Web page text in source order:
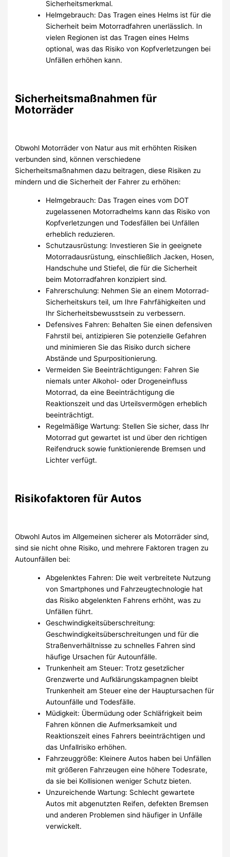
Sicherheitsmerkmal.
Helmgebrauch: Das Tragen eines Helms ist für die
Sicherheit beim Motorradfahren unerlässlich. In
vielen Regionen ist das Tragen eines Helms
optional, was das Risiko von Kopfverletzungen bei
Unfällen erhöhen kann.
Sicherheitsmaßnahmen für
Motorräder
Obwohl Motorräder von Natur aus mit erhöhten Risiken
verbunden sind, können verschiedene
Sicherheitsmaßnahmen dazu beitragen, diese Risiken zu
mindern und die Sicherheit der Fahrer zu erhöhen:
Helmgebrauch: Das Tragen eines vom DOT
zugelassenen Motorradhelms kann das Risiko von
Kopfverletzungen und Todesfällen bei Unfällen
erheblich reduzieren.
Schutzausrüstung: Investieren Sie in geeignete
Motorradausrüstung, einschließlich Jacken, Hosen,
Handschuhe und Stiefel, die für die Sicherheit
beim Motorradfahren konzipiert sind.
Fahrerschulung: Nehmen Sie an einem Motorrad-
Sicherheitskurs teil, um Ihre Fahrfähigkeiten und
Ihr Sicherheitsbewusstsein zu verbessern.
Defensives Fahren: Behalten Sie einen defensiven
Fahrstil bei, antizipieren Sie potenzielle Gefahren
und minimieren Sie das Risiko durch sichere
Abstände und Spurpositionierung.
Vermeiden Sie Beeinträchtigungen: Fahren Sie
niemals unter Alkohol- oder Drogeneinfluss
Motorrad, da eine Beeinträchtigung die
Reaktionszeit und das Urteilsvermögen erheblich
beeinträchtigt.
Regelmäßige Wartung: Stellen Sie sicher, dass Ihr
Motorrad gut gewartet ist und über den richtigen
Reifendruck sowie funktionierende Bremsen und
Lichter verfügt.
Risikofaktoren für Autos
Obwohl Autos im Allgemeinen sicherer als Motorräder sind,
sind sie nicht ohne Risiko, und mehrere Faktoren tragen zu
Autounfällen bei:
Abgelenktes Fahren: Die weit verbreitete Nutzung
von Smartphones und Fahrzeugtechnologie hat
das Risiko abgelenkten Fahrens erhöht, was zu
Unfällen führt.
Geschwindigkeitsüberschreitung:
Geschwindigkeitsüberschreitungen und für die
Straßenverhältnisse zu schnelles Fahren sind
häufige Ursachen für Autounfälle.
Trunkenheit am Steuer: Trotz gesetzlicher
Grenzwerte und Aufklärungskampagnen bleibt
Trunkenheit am Steuer eine der Hauptursachen für
Autounfälle und Todesfälle.
Müdigkeit: Übermüdung oder Schläfrigkeit beim
Fahren können die Aufmerksamkeit und
Reaktionszeit eines Fahrers beeinträchtigen und
das Unfallrisiko erhöhen.
Fahrzeuggröße: Kleinere Autos haben bei Unfällen
mit größeren Fahrzeugen eine höhere Todesrate,
da sie bei Kollisionen weniger Schutz bieten.
Unzureichende Wartung: Schlecht gewartete
Autos mit abgenutzten Reifen, defekten Bremsen
und anderen Problemen sind häufiger in Unfälle
verwickelt.